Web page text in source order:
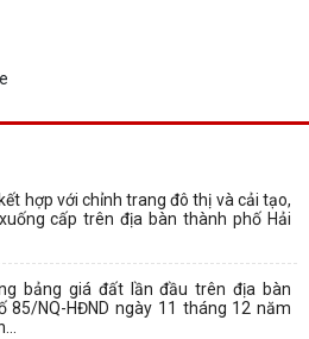
hợp với chỉnh trang đô thị và cải tạo,
cấp trên địa bàn thành phố Hải
bảng giá đất lần đầu trên địa bàn
85/NQ-HĐND ngày 11 tháng 12 năm